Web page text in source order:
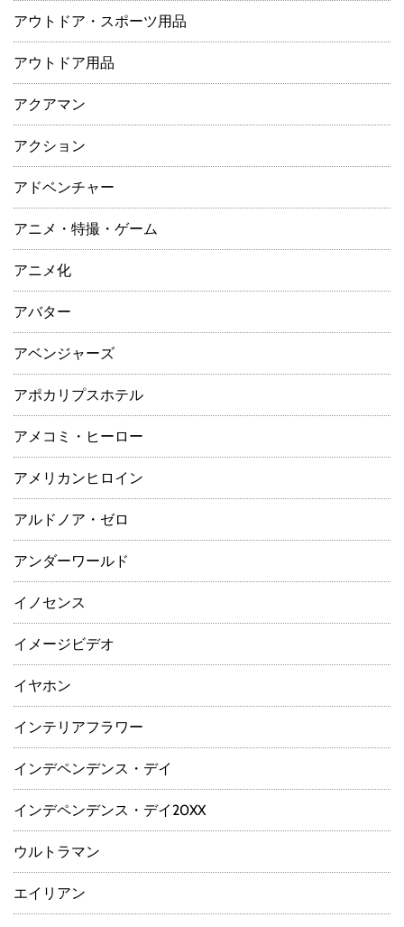
アウトドア・スポーツ用品
アウトドア用品
アクアマン
アクション
アドベンチャー
アニメ・特撮・ゲーム
アニメ化
アバター
アベンジャーズ
アポカリプスホテル
アメコミ・ヒーロー
アメリカンヒロイン
アルドノア・ゼロ
アンダーワールド
イノセンス
イメージビデオ
イヤホン
インテリアフラワー
インデペンデンス・デイ
インデペンデンス・デイ20XX
ウルトラマン
エイリアン